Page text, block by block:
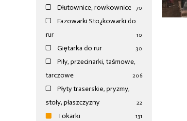
Dłutownice, rowkownice 70
Fazowarki Sto¿kowarki do
rur
10
Giętarka do rur 30
Piły, przecinarki, taśmowe,
tarczowe
206
Płyty traserskie, pryzmy,
stoły, płaszczyzny
22
Tokarki 131